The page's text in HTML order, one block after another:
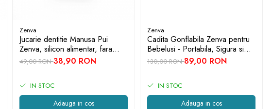
Zenva
Jucarie dentitie Manusa Pui
Zenva, silicon alimentar, fara
BPA, 3-12 luni, Roz deschis
49,00 RON38,90 RON
IN STOC
Adauga in cos
Zenva
Cadita Gonflabila Zenva pentru
Bebelusi - Portabila, Sigura si
Ultra Confortabila, Roz
130,00 RON89,00 RON
IN STOC
Adauga in cos